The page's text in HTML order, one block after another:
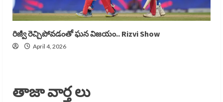
రిజ్వీ రెచ్చిపోవడంతో ఘన విజయం.. Rizvi Show
April 4, 2026
తాజా వార్త లు